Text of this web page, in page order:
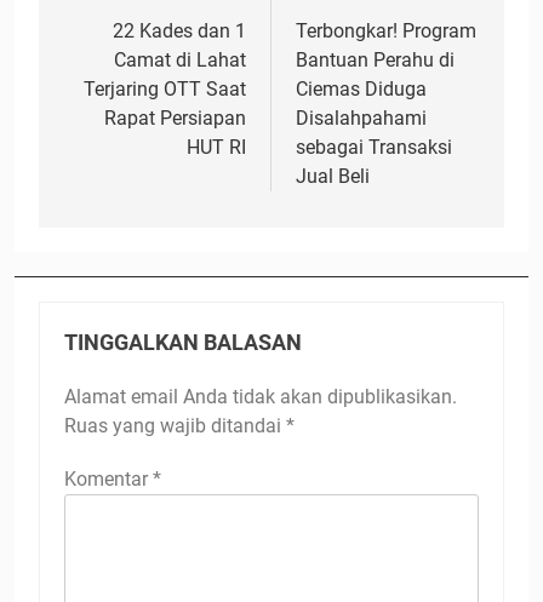
22 Kades dan 1
Camat di Lahat
Terjaring OTT Saat
Rapat Persiapan
HUT RI
Terbongkar! Program
Bantuan Perahu di
Ciemas Diduga
Disalahpahami
sebagai Transaksi
Jual Beli
TINGGALKAN BALASAN
Alamat email Anda tidak akan dipublikasikan.
Ruas yang wajib ditandai *
Komentar *